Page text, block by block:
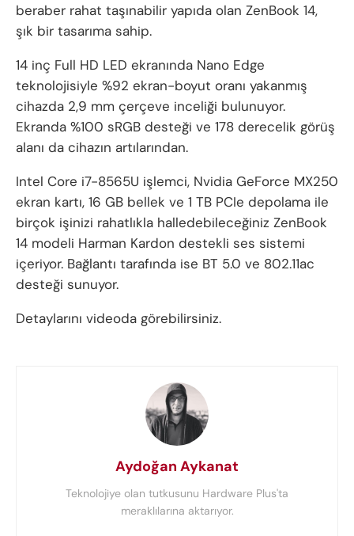
beraber rahat taşınabilir yapıda olan ZenBook 14,
şık bir tasarıma sahip.
14 inç Full HD LED ekranında Nano Edge
teknolojisiyle %92 ekran-boyut oranı yakanmış
cihazda 2,9 mm çerçeve inceliği bulunuyor.
Ekranda %100 sRGB desteği ve 178 derecelik görüş
alanı da cihazın artılarından.
Intel Core i7-8565U işlemci, Nvidia GeForce MX250
ekran kartı, 16 GB bellek ve 1 TB PCIe depolama ile
birçok işinizi rahatlıkla halledebileceğiniz ZenBook
14 modeli Harman Kardon destekli ses sistemi
içeriyor. Bağlantı tarafında ise BT 5.0 ve 802.11ac
desteği sunuyor.
Detaylarını videoda görebilirsiniz.
Aydoğan Aykanat
Teknolojiye olan tutkusunu Hardware Plus'ta
meraklılarına aktarıyor.